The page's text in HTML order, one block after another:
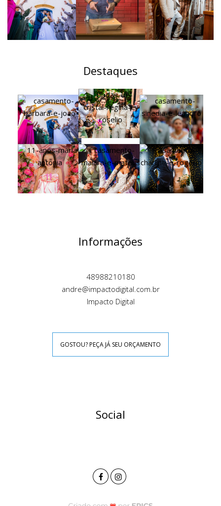
Destaques
Informações
48988210180
andre@impactodigital.com.br
Impacto Digital
GOSTOU? PEÇA JÁ SEU ORÇAMENTO
Social